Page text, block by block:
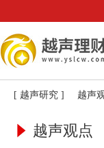
[ 越声研究 ] 越声
越声观点